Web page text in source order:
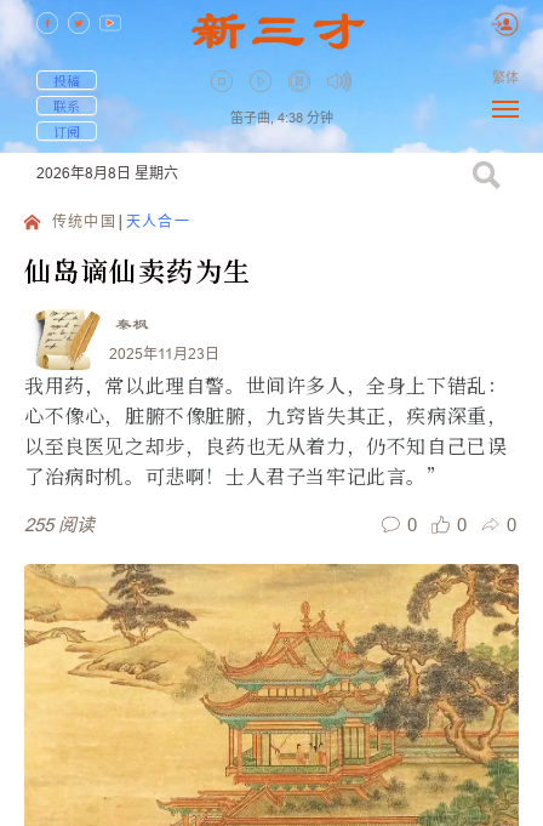
投稿
联系
订阅
笛子曲, 4:38 分钟
繁体
2026年8月8日 星期六
传统中国 天人合一
仙岛谪仙卖药为生
秦枫
2025年11月23日
我用药，常以此理自警。世间许多人，全身上下错乱：
心不像心，脏腑不像脏腑，九窍皆失其正，疾病深重，
以至良医见之却步，良药也无从着力，仍不知自己已误
了治病时机。可悲啊！士人君子当牢记此言。”
255 阅读 0 0 0